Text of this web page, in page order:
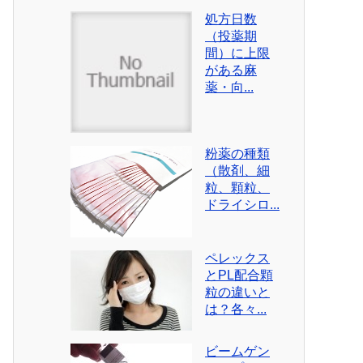
処方日数
（投薬期
間）に上限
がある麻
薬・向...
粉薬の種類
（散剤、細
粒、顆粒、
ドライシロ...
ペレックス
とPL配合顆
粒の違いと
は？各々...
ビームゲン